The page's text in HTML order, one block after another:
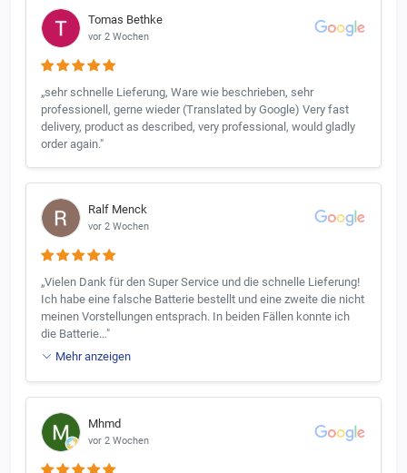
Tomas Bethke
vor 2 Wochen
„sehr schnelle Lieferung, Ware wie beschrieben, sehr
professionell, gerne wieder (Translated by Google) Very fast
delivery, product as described, very professional, would gladly
order again."
Ralf Menck
vor 2 Wochen
„Vielen Dank für den Super Service und die schnelle Lieferung!
Ich habe eine falsche Batterie bestellt und eine zweite die nicht
meinen Vorstellungen entsprach. In beiden Fällen konnte ich
die Batterie…"
Mehr anzeigen
Mhmd
vor 2 Wochen